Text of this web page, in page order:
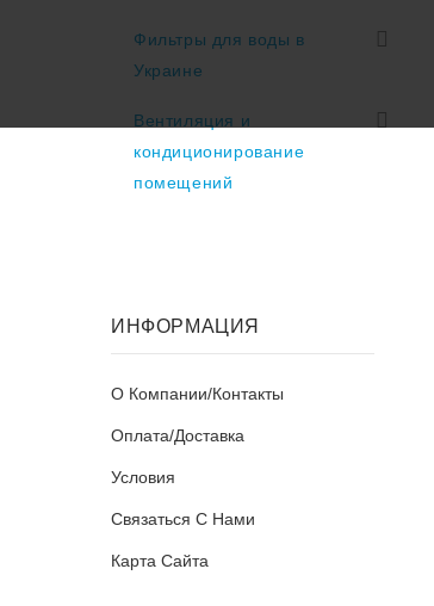
Фильтры для воды в
Украине
Вентиляция и
кондиционирование
помещений
ИНФОРМАЦИЯ
О Компании/Контакты
Оплата/Доставка
Условия
Связаться С Нами
Карта Сайта